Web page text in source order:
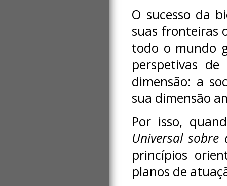
O sucesso da
suas fronteiras
todo o mundo
perspetivas
dimensão: a
sua dimensão
Por isso,
Universal sobre
princípios
planos de